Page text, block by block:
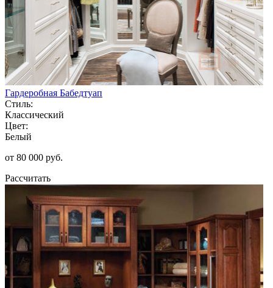
Гардеробная Бабедтуап
Стиль:
Классический
Цвет:
Белый
от 80 000 руб.
Рассчитать